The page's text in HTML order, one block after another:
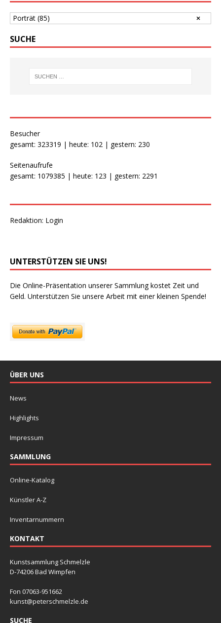
Porträt (85)
SUCHE
Besucher
gesamt: 323319 | heute: 102 | gestern: 230
Seitenaufrufe
gesamt: 1079385 | heute: 123 | gestern: 2291
Redaktion: Login
UNTERSTÜTZEN SIE UNS!
Die Online-Präsentation unserer Sammlung kostet Zeit und
Geld. Unterstützen Sie unsere Arbeit mit einer kleinen Spende!
ÜBER UNS
News
Highlights
Impressum
SAMMLUNG
Online-Katalog
Künstler A-Z
Inventarnummern
KONTAKT
Kunstsammlung Schmelzle
D-74206 Bad Wimpfen
Fon 07063-951662
kunst@peterschmelzle.de
SUCHE